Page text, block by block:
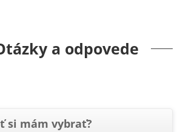
a odpovede
si mám vybrať?